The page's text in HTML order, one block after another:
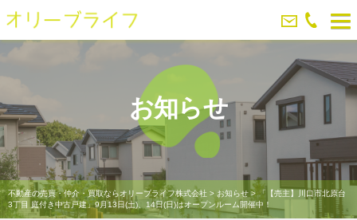
お知らせ
不動産の売買・仲介・買取ならオリーブライフ株式会社 > お知らせ> 「【売主】川口市北原台
3丁目 庭付き中古戸建」9月13日(土)、14日(日)はオープンルーム開催中！